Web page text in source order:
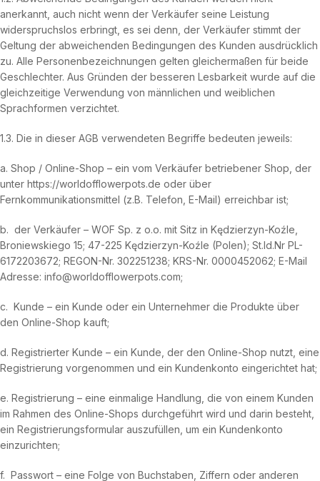
anerkannt, auch nicht wenn der Verkäufer seine Leistung
widerspruchslos erbringt, es sei denn, der Verkäufer stimmt der
Geltung der abweichenden Bedingungen des Kunden ausdrücklich
zu. Alle Personenbezeichnungen gelten gleichermaßen für beide
Geschlechter. Aus Gründen der besseren Lesbarkeit wurde auf die
gleichzeitige Verwendung von männlichen und weiblichen
Sprachformen verzichtet.
1.3. Die in dieser AGB verwendeten Begriffe bedeuten jeweils:
a. Shop / Online-Shop – ein vom Verkäufer betriebener Shop, der
unter https://worldofflowerpots.de oder über
Fernkommunikationsmittel (z.B. Telefon, E-Mail) erreichbar ist;
b. der Verkäufer – WOF Sp. z o.o. mit Sitz in Kędzierzyn-Koźle,
Broniewskiego 15; 47-225 Kędzierzyn-Koźle (Polen); St.Id.Nr PL-
6172203672; REGON-Nr. 302251238; KRS-Nr. 0000452062; E-Mail
Adresse: info@worldofflowerpots.com;
c. Kunde – ein Kunde oder ein Unternehmer die Produkte über
den Online-Shop kauft;
d. Registrierter Kunde – ein Kunde, der den Online-Shop nutzt, eine
Registrierung vorgenommen und ein Kundenkonto eingerichtet hat;
e. Registrierung – eine einmalige Handlung, die von einem Kunden
im Rahmen des Online-Shops durchgeführt wird und darin besteht,
ein Registrierungsformular auszufüllen, um ein Kundenkonto
einzurichten;
f. Passwort – eine Folge von Buchstaben, Ziffern oder anderen